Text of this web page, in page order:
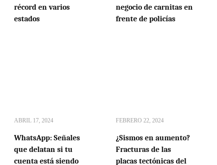
récord en varios
estados
negocio de carnitas en
frente de policías
ABRIL 17, 2024
WhatsApp: Señales
que delatan si tu
cuenta está siendo
FEBRERO 22, 2024
¿Sismos en aumento?
Fracturas de las
placas tectónicas del